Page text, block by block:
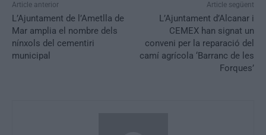
Article anterior
L’Ajuntament de l’Ametlla de
Mar amplia el nombre dels
nínxols del cementiri
municipal
Article següent
L’Ajuntament d’Alcanar i
CEMEX han signat un
conveni per la reparació del
camí agrícola ‘Barranc de les
Forques’